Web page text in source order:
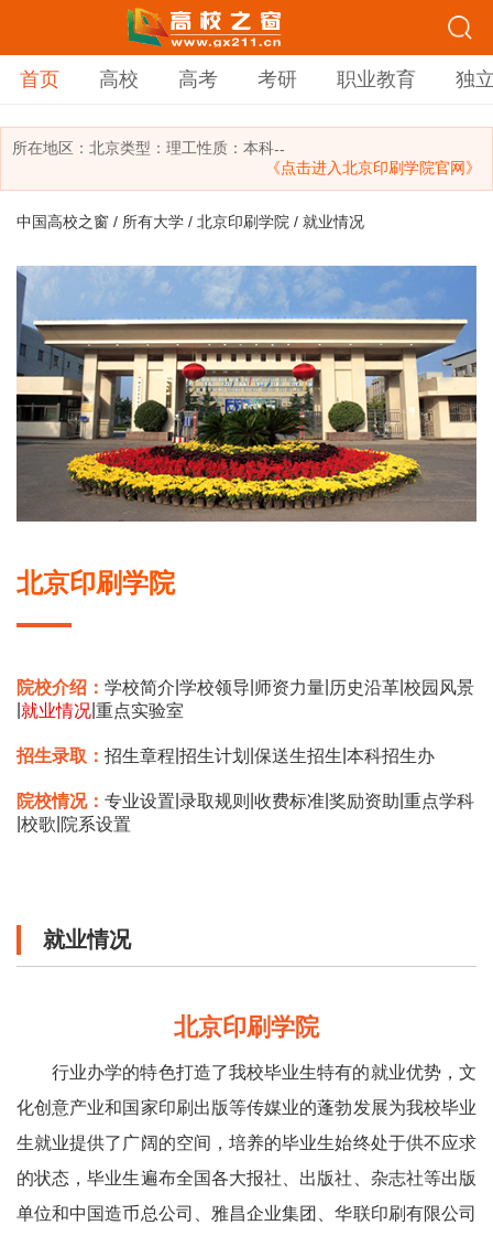
首页 高校 高考 考研 职业教育 独
所在地区： 北京类型： 理工性质：本科--
《点击进入北京印刷学院官网》
中国高校之窗 / 所有大学 / 北京印刷学院 / 就业情况
北京印刷学院
院校介绍： 学校简介 学校领导 师资力量 历史沿革 校园风景
就业情况 重点实验室
招生录取： 招生章程 招生计划 保送生招生 本科招生办
院校情况： 专业设置 录取规则 收费标准 奖励资助 重点学科
校歌 院系设置
就业情况
北京印刷学院
行业办学的特色打造了我校毕业生特有的就业优势，文
化创意产业和国家印刷出版等传媒业的蓬勃发展为我校毕业
生就业提供了广阔的空间，培养的毕业生始终处于供不应求
的状态，毕业生遍布全国各大报社、出版社、杂志社等出版
单位和中国造币总公司、雅昌企业集团、华联印刷有限公司